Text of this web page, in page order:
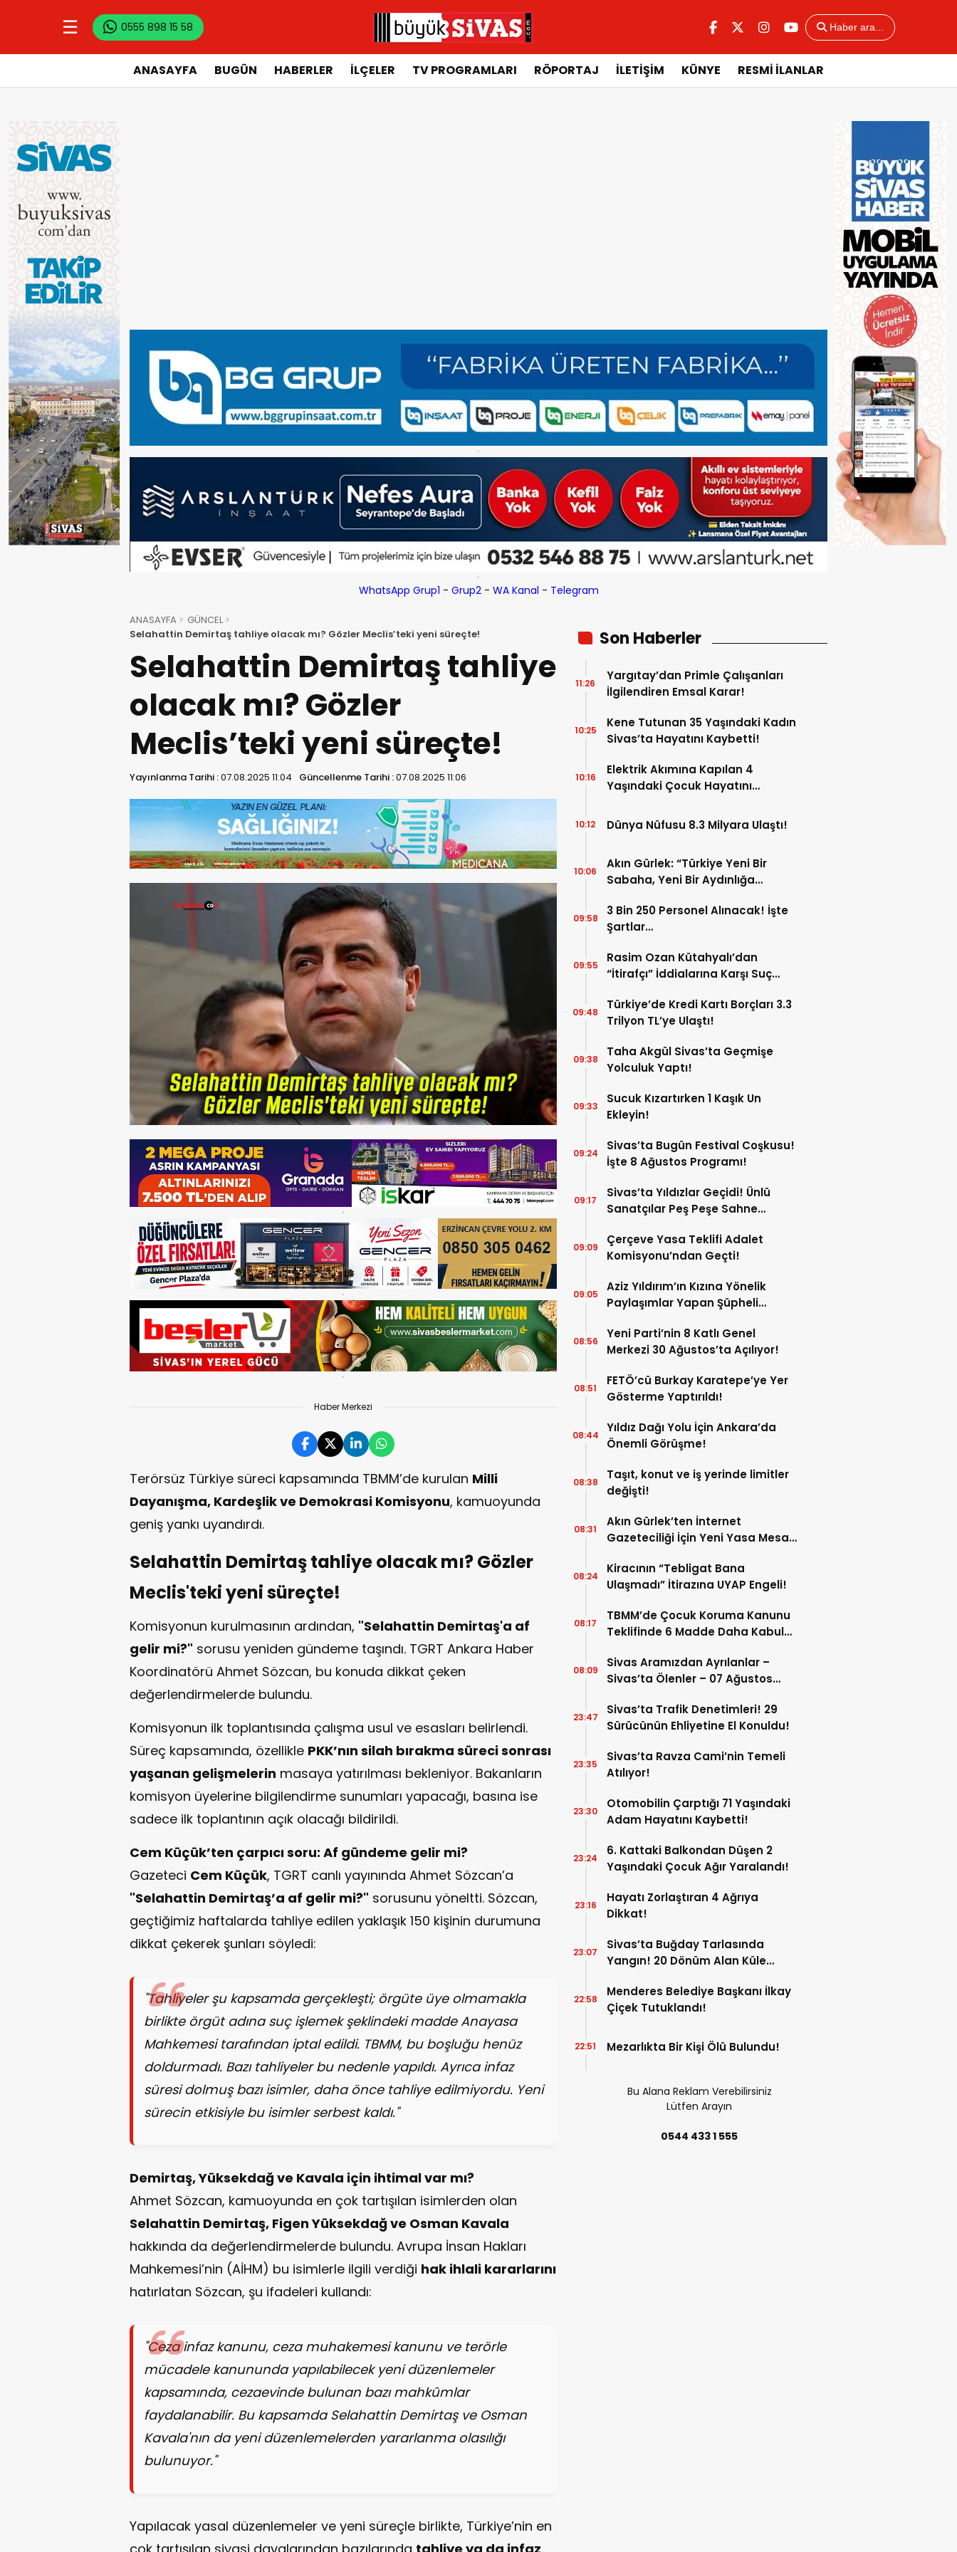
☰ 0555 898 15 58 Haber ara...
ANASAYFA BUGÜN HABERLER İLÇELER TV PROGRAMLARI RÖPORTAJ İLETİŞİM KÜNYE RESMİ İLANLAR
WhatsApp Grup1 - Grup2- WA Kanal - Telegram
ANASAYFA
GÜNCEL
Selahattin Demirtaş tahliye olacak mı? Gözler Meclis’teki yeni süreçte!
Selahattin Demirtaş tahliye
olacak mı? Gözler
Meclis’teki yeni süreçte!
Yayınlanma Tarihi :07.08.2025 11:04 Güncellenme Tarihi :07.08.2025 11:06
Haber Merkezi
Terörsüz Türkiye süreci kapsamında TBMM’de kurulan Milli
Dayanışma, Kardeşlik ve Demokrasi Komisyonu, kamuoyunda
geniş yankı uyandırdı.
Selahattin Demirtaş tahliye olacak mı? Gözler
Meclis'teki yeni süreçte!
Komisyonun kurulmasının ardından, "Selahattin Demirtaş'a af
gelir mi?" sorusu yeniden gündeme taşındı. TGRT Ankara Haber
Koordinatörü Ahmet Sözcan, bu konuda dikkat çeken
değerlendirmelerde bulundu.
Komisyonun ilk toplantısında çalışma usul ve esasları belirlendi.
Süreç kapsamında, özellikle PKK’nın silah bırakma süreci sonrası
yaşanan gelişmelerin masaya yatırılması bekleniyor. Bakanların
komisyon üyelerine bilgilendirme sunumları yapacağı, basına ise
sadece ilk toplantının açık olacağı bildirildi.
Cem Küçük’ten çarpıcı soru: Af gündeme gelir mi?
Gazeteci Cem Küçük, TGRT canlı yayınında Ahmet Sözcan’a
"Selahattin Demirtaş’a af gelir mi?" sorusunu yöneltti. Sözcan,
geçtiğimiz haftalarda tahliye edilen yaklaşık 150 kişinin durumuna
dikkat çekerek şunları söyledi:
"Tahliyeler şu kapsamda gerçekleşti; örgüte üye olmamakla
birlikte örgüt adına suç işlemek şeklindeki madde Anayasa
Mahkemesi tarafından iptal edildi. TBMM, bu boşluğu henüz
doldurmadı. Bazı tahliyeler bu nedenle yapıldı. Ayrıca infaz
süresi dolmuş bazı isimler, daha önce tahliye edilmiyordu. Yeni
sürecin etkisiyle bu isimler serbest kaldı."
Demirtaş, Yüksekdağ ve Kavala için ihtimal var mı?
Ahmet Sözcan, kamuoyunda en çok tartışılan isimlerden olan
Selahattin Demirtaş, Figen Yüksekdağ ve Osman Kavala
hakkında da değerlendirmelerde bulundu. Avrupa İnsan Hakları
Mahkemesi’nin (AİHM) bu isimlerle ilgili verdiği hak ihlali kararlarını
hatırlatan Sözcan, şu ifadeleri kullandı:
"Ceza infaz kanunu, ceza muhakemesi kanunu ve terörle
mücadele kanununda yapılabilecek yeni düzenlemeler
kapsamında, cezaevinde bulunan bazı mahkûmlar
faydalanabilir. Bu kapsamda Selahattin Demirtaş ve Osman
Kavala'nın da yeni düzenlemelerden yararlanma olasılığı
bulunuyor."
Yapılacak yasal düzenlemeler ve yeni süreçle birlikte, Türkiye’nin en
Son Haberler
Yargıtay’dan Primle Çalışanları
İlgilendiren Emsal Karar!
11:26
Kene Tutunan 35 Yaşındaki Kadın
Sivas’ta Hayatını Kaybetti!
10:25
Elektrik Akımına Kapılan 4
Yaşındaki Çocuk Hayatını
10:16
Dünya Nüfusu 8.3 Milyara Ulaştı!
10:12
Akın Gürlek: “Türkiye Yeni Bir
Sabaha, Yeni Bir Aydınlığa
10:06
3 Bin 250 Personel Alınacak! İşte
Şartlar…
09:58
Rasim Ozan Kütahyalı’dan
“İtirafçı” İddialarına Karşı Suç
09:55
Türkiye’de Kredi Kartı Borçları 3.3
Trilyon TL’ye Ulaştı!
09:48
Taha Akgül Sivas’ta Geçmişe
Yolculuk Yaptı!
09:38
Sucuk Kızartırken 1 Kaşık Un
Ekleyin!
09:33
Sivas’ta Bugün Festival Coşkusu!
İşte 8 Ağustos Programı!
09:24
Sivas’ta Yıldızlar Geçidi! Ünlü
Sanatçılar Peş Peşe Sahne
09:17
Çerçeve Yasa Teklifi Adalet
Komisyonu’ndan Geçti!
09:09
Aziz Yıldırım’ın Kızına Yönelik
Paylaşımlar Yapan Şüpheli
09:05
Yeni Parti’nin 8 Katlı Genel
Merkezi 30 Ağustos’ta Açılıyor!
08:56
FETÖ’cü Burkay Karatepe’ye Yer
Gösterme Yaptırıldı!
08:51
Yıldız Dağı Yolu İçin Ankara’da
Önemli Görüşme!
08:44
Taşıt, konut ve iş yerinde limitler
değişti!
08:38
Akın Gürlek’ten İnternet
Gazeteciliği İçin Yeni Yasa Mesajı:
08:31
Kiracının “Tebligat Bana
Ulaşmadı” İtirazına UYAP Engeli!
08:24
TBMM’de Çocuk Koruma Kanunu
Teklifinde 6 Madde Daha Kabul
08:17
Sivas Aramızdan Ayrılanlar –
Sivas’ta Ölenler – 07 Ağustos
08:09
Sivas’ta Trafik Denetimleri! 29
Sürücünün Ehliyetine El Konuldu!
23:47
Sivas’ta Ravza Cami’nin Temeli
Atılıyor!
23:35
Otomobilin Çarptığı 71 Yaşındaki
Adam Hayatını Kaybetti!
23:30
6. Kattaki Balkondan Düşen 2
Yaşındaki Çocuk Ağır Yaralandı!
23:24
Hayatı Zorlaştıran 4 Ağrıya
Dikkat!
23:16
Sivas’ta Buğday Tarlasında
Yangın! 20 Dönüm Alan Küle
23:07
Menderes Belediye Başkanı İlkay
Çiçek Tutuklandı!
22:58
Mezarlıkta Bir Kişi Ölü Bulundu!
22:51
Bu Alana Reklam Verebilirsiniz
Lütfen Arayın
0544 433 1 555